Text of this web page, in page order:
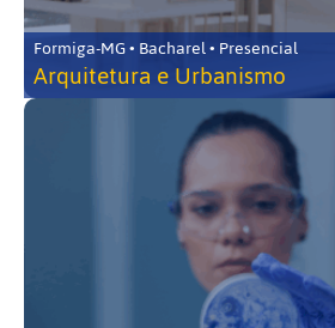
Formiga-MG • Bacharel • Presencial
Arquitetura e Urbanismo